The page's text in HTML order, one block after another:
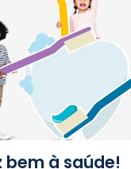
bem à saúde!